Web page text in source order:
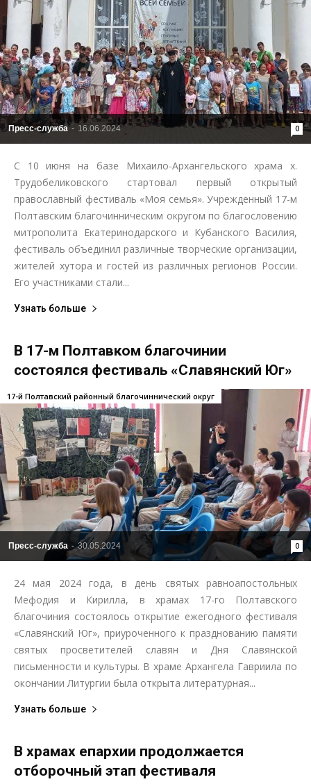
Пресс-служба - 16.06.2024 0
С 10 июня на базе Михаило-Архангельского храма х.
Трудобеликовского стартовал первый открытый
православный фестиваль «Моя семья». Учрежденный 17-м
Полтавским благочинническим округом по благословению
митрополита Екатеринодарского и Кубанского Василия,
фестиваль объединил различные творческие организации,
жителей хутора и гостей из различных регионов России.
Его участниками стали...
Узнать больше
В 17-м Полтавком благочинии
состоялся фестиваль «Славянский Юг»
Пресс-служба - 30.05.2024 0
17-й Полтавский районный благочиннический округ
24 мая 2024 года, в день святых равноапостольных
Мефодия и Кирилла, в храмах 17-го Полтавского
благочиния состоялось открытие ежегодного фестиваля
«Славянский Юг», приуроченного к празднованию памяти
святых просветителей славян и Дня Славянской
письменности и культуры. В храме Архангела Гавриила по
окончании Литургии была открыта литературная...
Узнать больше
В храмах епархии продолжается
отборочный этап фестиваля